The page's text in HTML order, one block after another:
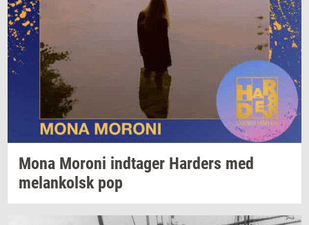
Mona Mor­o­ni ind­ta­ger Har­ders med
melan­kolskpop